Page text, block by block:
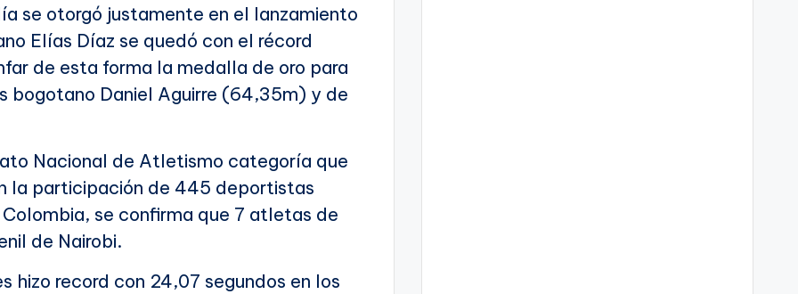
se otorgó justamente en el lanzamiento
Elías Díaz se quedó con el récord
de esta forma la medalla de oro para
bogotano Daniel Aguirre (64,35m) y de
Nacional de Atletismo categoría que
la participación de 445 deportistas
se confirma que 7 atletas de
de Nairobi.
hizo record con 24,07 segundos en los